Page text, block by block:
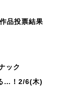
品投票結果
ック
…！2/6(木)